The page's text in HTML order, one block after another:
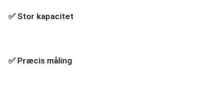
✅ Stor kapacitet
✅ Præcis måling